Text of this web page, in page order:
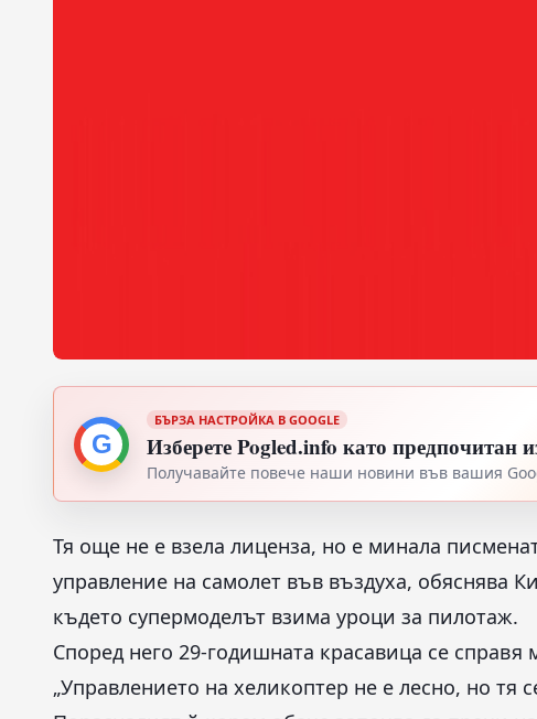
G
БЪРЗА НАСТРОЙКА В GOOGLE
Изберете Pogled.info като предпочитан
Получавайте повече наши новини във вашия
Тя още не е взела лиценза, но е минала
управление на самолет във въздуха, обяснява
където супермоделът взима уроци за пилотаж.
Според него 29-годишната красавица се
„Управлението на хеликоптер не е лесно, но тя